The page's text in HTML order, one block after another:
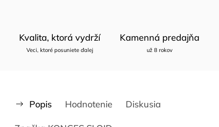
Kvalita, ktorá vydrží
Veci, ktoré posuniete ďalej
Kamenná predajňa
už 8 rokov
Popis Hodnotenie Diskusia